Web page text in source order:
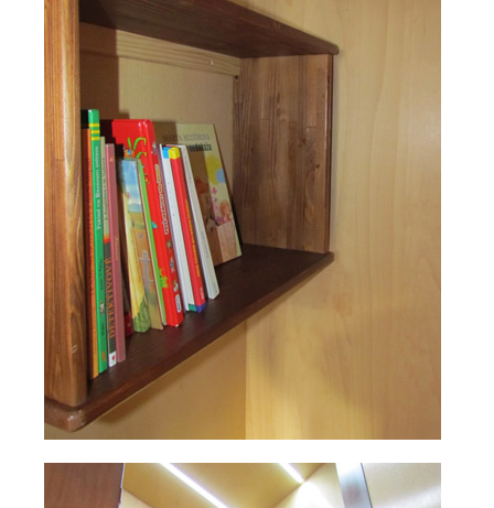
Anton Habovštiak
Osobnosti Oravy
Výročia osobností
Súčasné osobnosti Oravy
Regionálne kartotéky